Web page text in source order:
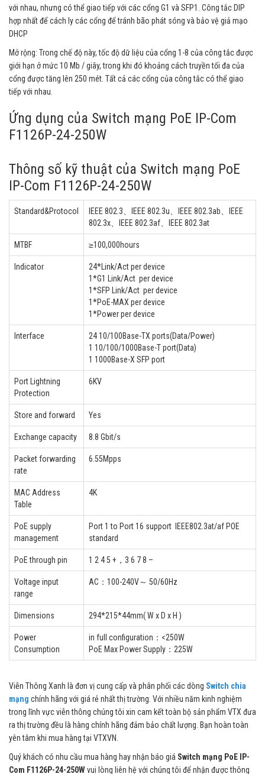
với nhau, nhưng có thể giao tiếp với các cổng G1 và SFP1. Công tắc DIP
hợp nhất để cách ly các cổng để tránh bão phát sóng và bảo vệ giả mạo
DHCP
Mở rộng: Trong chế độ này, tốc độ dữ liệu của cổng 1-8 của công tắc được
giới hạn ở mức 10 Mb / giây, trong khi đó khoảng cách truyền tối đa của
cổng được tăng lên 250 mét. Tất cả các cổng của công tắc có thể giao
tiếp với nhau.
Ứng dụng của Switch mạng PoE IP-Com
F1126P-24-250W
Thông số kỹ thuật của Switch mạng PoE
IP-Com F1126P-24-250W
Standard&Protocol
IEEE 802.3、IEEE 802.3u、IEEE 802.3ab、IEEE
802.3x、IEEE 802.3af、IEEE 802.3at
MTBF ≥100,000hours
Indicator
24*Link/Act per device
1*G1 Link/Act per device
1*SFP Link/Act per device
1*PoE-MAX per device
1*Power per device
Interface
24 10/100Base-TX ports(Data/Power)
1 10/100/1000Base-T port(Data)
1 1000Base-X SFP port
Port Lightning
Protection
6KV
Store and forward Yes
Exchange capacity 8.8 Gbit/s
Packet forwarding
rate
6.55Mpps
MAC Address
Table
4K
PoE supply
management
Port 1 to Port 16 support IEEE802.3at/af POE
standard
PoE through pin 1 2 4 5 +，3 6 7 8 –
Voltage input
range
AC：100-240V～ 50/60Hz
Dimensions 294*215*44mm( W x D x H )
Power
Consumption
in full configuration：<250W
PoE Max Power Supply：225W
Viễn Thông Xanh là đơn vị cung cấp và phân phối các dòng Switch chia
mạng chính hãng với giá rẻ nhất thị trường. Với nhiều năm kinh nghiệm
trong lĩnh vực viễn thông chúng tôi xin cam kết toàn bộ sản phẩm VTX đưa
ra thị trường đều là hàng chính hãng đảm bảo chất lượng. Bạn hoàn toàn
yên tâm khi mua hàng tại VTXVN.
Quý khách có nhu cầu mua hàng hay nhận báo giá Switch mạng PoE IP-
Com F1126P-24-250Wvui lòng liên hệ với chúng tôi để nhận được thông